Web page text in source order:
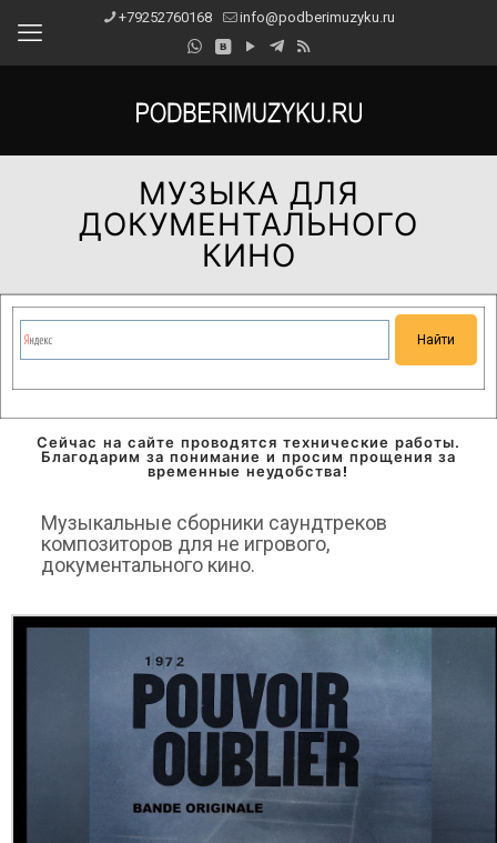
+79252760168 info@podberimuzyku.ru
МУЗЫКА ДЛЯ
ДОКУМЕНТАЛЬНОГО
КИНО
Сейчас на сайте проводятся технические работы.
Благодарим за понимание и просим прощения за
временные неудобства!
Музыкальные сборники саундтреков
композиторов для не игрового,
документального кино.